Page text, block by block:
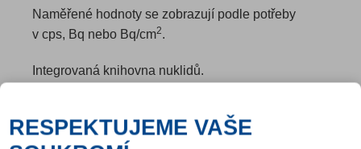
Naměřené hodnoty se zobrazují podle potřeby
v cps, Bq nebo Bq/cm2.
Integrovaná knihovna nuklidů.
RESPEKTUJEME VAŠE